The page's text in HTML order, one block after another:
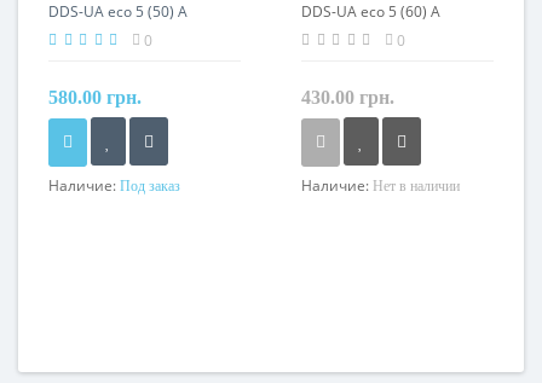
DDS-UA eco 5 (50) A
однофазный 0
580.00 грн.
Наличие: Под заказ
DDS-UA eco 5 (60) A
однофазный 0
430.00 грн.
Наличие: Нет в наличии